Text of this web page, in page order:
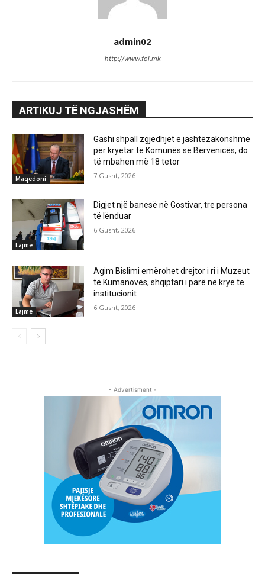
admin02
http://www.fol.mk
ARTIKUJ TË NGJASHËM
Maqedoni
Gashi shpall zgjedhjet e jashtëzakonshme
për kryetar të Komunës së Bërvenicës, do
të mbahen më 18 tetor
7 Gusht, 2026
Lajme
Digjet një banesë në Gostivar, tre persona
të lënduar
6 Gusht, 2026
Lajme
Agim Bislimi emërohet drejtor i ri i Muzeut
të Kumanovës, shqiptari i parë në krye të
institucionit
6 Gusht, 2026
- Advertisment -